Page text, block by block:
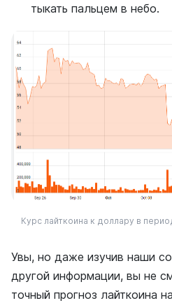
тыкать пальцем в небо.
Курс лайткоина к доллару в
Увы, но даже изучив наши
другой информации, вы не
точный прогноз лайткоина